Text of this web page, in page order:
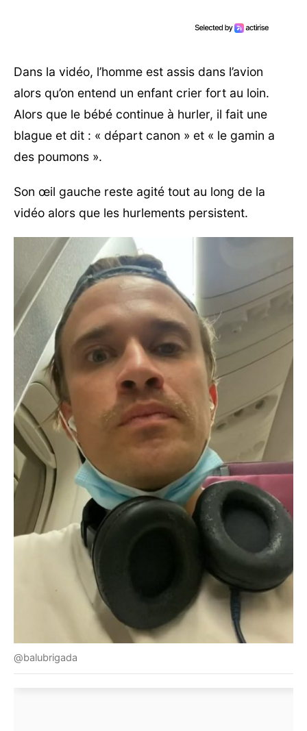
Dans la vidéo, l’homme est assis dans l’avion
alors qu’on entend un enfant crier fort au loin.
Alors que le bébé continue à hurler, il fait une
blague et dit : « départ canon » et « le gamin a
des poumons ».
Son œil gauche reste agité tout au long de la
vidéo alors que les hurlements persistent.
@balubrigada